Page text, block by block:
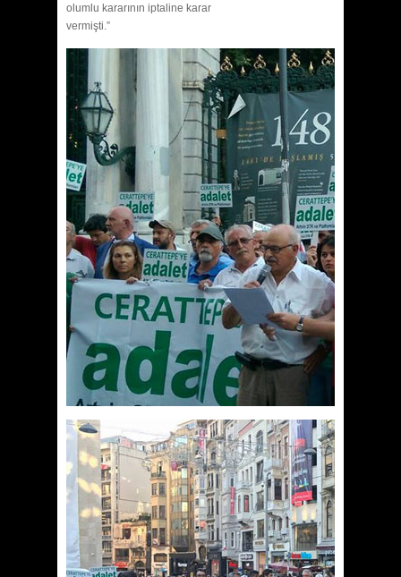
olumlu kararının iptaline karar
vermişti.”